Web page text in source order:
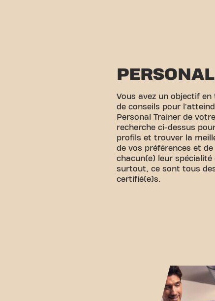
Vous avez un objectif
de conseils pour
Personal Trainer de
recherche ci-dessus
profils et trouver la
de vos préférences et
chacun(e) leur
surtout, ce sont tous
certifié(e)s.